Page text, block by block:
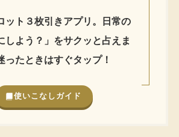
ット３枚引きアプリ。日常の
しよう？」をサクッと占えま
ったときはすぐタップ！
使いこなしガイド